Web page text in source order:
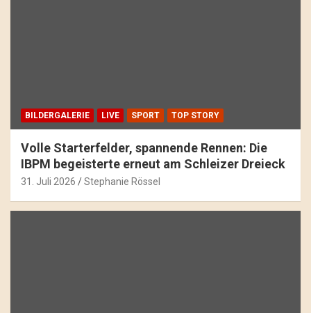
BILDERGALERIE LIVE SPORT TOP STORY
Volle Starterfelder, spannende Rennen: Die
IBPM begeisterte erneut am Schleizer Dreieck
31. Juli 2026 Stephanie Rössel